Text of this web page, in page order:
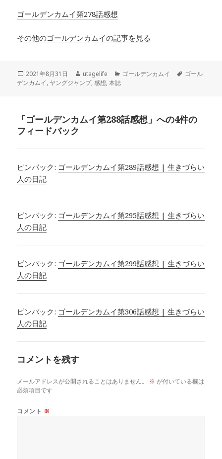
ゴールデンカムイ第278話感想
その他のゴールデンカムイの記事を見る
投
稿
2021年8月31日
作
成
utagelife
カ
ゴールデンカムイ
タ
ゴール
デンカムイ, ヤングジャンプ,感想,本誌
「ゴールデンカムイ第288話感想」への4件の
フィードバック
ピンバック: ゴールデンカムイ第289話感想 | 生きづらい
人の日記
ピンバック: ゴールデンカムイ第295話感想 | 生きづらい
人の日記
ピンバック: ゴールデンカムイ第299話感想 | 生きづらい
人の日記
ピンバック: ゴールデンカムイ第306話感想 | 生きづらい
人の日記
コメントを残す
メールアドレスが公開されることはありません。 ※ が付いている欄は
必須項目です
コメント ※